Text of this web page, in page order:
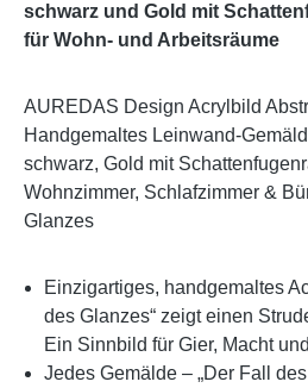
schwarz und Gold mit
für Wohn- und Arbeitsräume
AUREDAS Design Acrylbild
Handgemaltes Leinwand-
schwarz, Gold mit
Wohnzimmer, Schlafzimmer &
Glanzes
Einzigartiges, handgemaltes
des Glanzes“ zeigt einen
Ein Sinnbild für Gier, Macht
Jedes Gemälde – „Der Fall